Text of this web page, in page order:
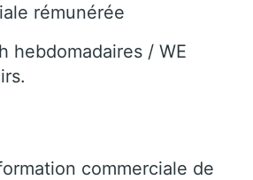
rémunérée
hebdomadaires / WE
commerciale de